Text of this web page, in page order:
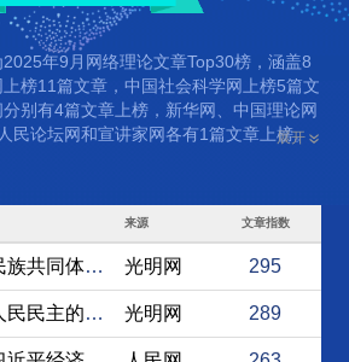
年9月网络理论文章Top30榜，涵盖8
榜11篇文章，中国社会科学网上榜5篇文
别有4篇文章上榜，新华网、中国理论网
民论坛网和宣讲家网各有1篇文章上榜。
展开
来源 文章指数
铸牢中华民族共同体意识是全... 光明网 295
论全过程人民民主的“全过程... 光明网 289